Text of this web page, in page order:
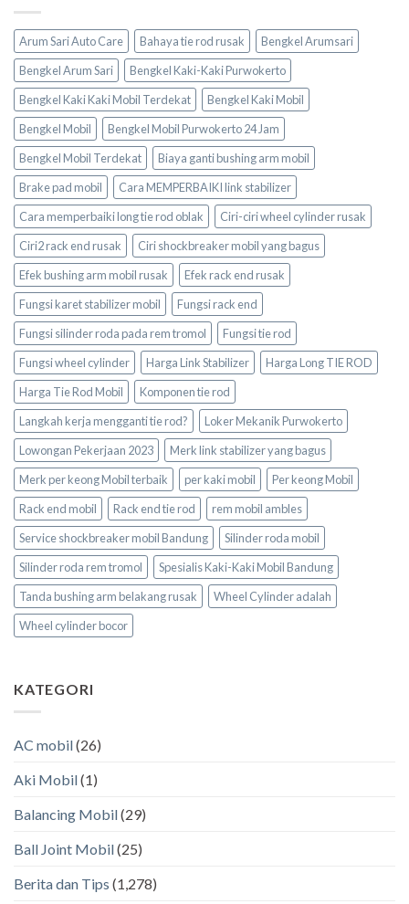
Arum Sari Auto Care Bahaya tie rod rusak
Bengkel Arumsari
Bengkel Arum Sari
Bengkel Kaki-Kaki Purwokerto
Bengkel Kaki Kaki Mobil Terdekat
Bengkel Kaki Mobil
Bengkel Mobil
Bengkel Mobil Purwokerto 24 Jam
Bengkel Mobil Terdekat
Biaya ganti bushing arm mobil
Brake pad mobil
Cara MEMPERBAIKI link stabilizer
Cara memperbaiki long tie rod oblak
Ciri-ciri wheel cylinder rusak
Ciri2 rack end rusak
Ciri shockbreaker mobil yang bagus
Efek bushing arm mobil rusak
Efek rack end rusak
Fungsi karet stabilizer mobil
Fungsi rack end
Fungsi silinder roda pada rem tromol
Fungsi tie rod
Fungsi wheel cylinder
Harga Link Stabilizer
Harga Long TIE ROD
Harga Tie Rod Mobil
Komponen tie rod
Langkah kerja mengganti tie rod?
Loker Mekanik Purwokerto
Lowongan Pekerjaan 2023
Merk link stabilizer yang bagus
Merk per keong Mobil terbaik
per kaki mobil
Per keong Mobil
Rack end mobil
Rack end tie rod
rem mobil ambles
Service shockbreaker mobil Bandung
Silinder roda mobil
Silinder roda rem tromol
Spesialis Kaki-Kaki Mobil Bandung
Tanda bushing arm belakang rusak
Wheel Cylinder adalah
Wheel cylinder bocor
KATEGORI
AC mobil(26)
Aki Mobil(1)
Balancing Mobil(29)
Ball Joint Mobil(25)
Berita dan Tips (1,278)